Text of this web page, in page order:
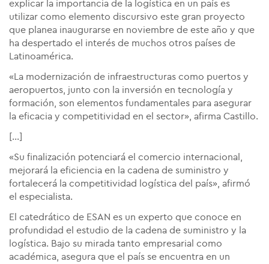
explicar la importancia de la logística en un país es
utilizar como elemento discursivo este gran proyecto
que planea inaugurarse en noviembre de este año y que
ha despertado el interés de muchos otros países de
Latinoamérica.
«La modernización de infraestructuras como puertos y
aeropuertos, junto con la inversión en tecnología y
formación, son elementos fundamentales para asegurar
la eficacia y competitividad en el sector», afirma Castillo.
[...]
«Su finalización potenciará el comercio internacional,
mejorará la eficiencia en la cadena de suministro y
fortalecerá la competitividad logística del país», afirmó
el especialista.
El catedrático de ESAN es un experto que conoce en
profundidad el estudio de la cadena de suministro y la
logística. Bajo su mirada tanto empresarial como
académica, asegura que el país se encuentra en un